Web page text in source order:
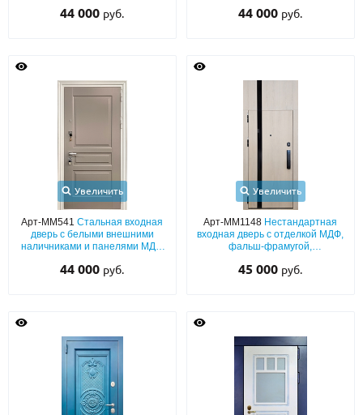
наличниками
44 000 руб.
обрешеткой
44 000 руб.
Увеличить
Арт-ММ541Стальная входная
дверь с белыми внешними
наличниками и панелями МДФ
сторон
44 000 руб.
Увеличить
Арт-ММ1148 Нестандартная
входная дверь с отделкой МДФ,
фальш-фрамугой,
и биометрическим замком
45 000 руб.